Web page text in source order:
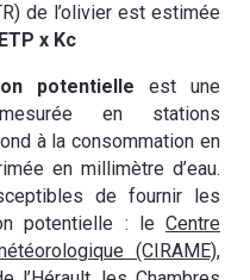
de l’olivier est estimée
x Kc
potentielle est une
en stations
à la consommation en
en millimètre d’eau.
de fournir les
potentielle : le Centre
(CIRAME),